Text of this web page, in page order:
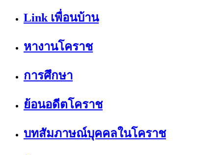
Link เพื่อนบ้าน
หางานโคราช
การศึกษา
ย้อนอดีตโคราช
บทสัมภาษณ์บุคคลในโคราช